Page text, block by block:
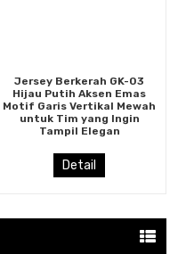
Jersey Berkerah GK-03
Hijau Putih Aksen Emas
Motif Garis Vertikal Mewah
untuk Tim yang Ingin
Tampil Elegan
Detail